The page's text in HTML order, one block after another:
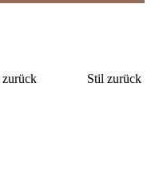
zurück
Stil zurück